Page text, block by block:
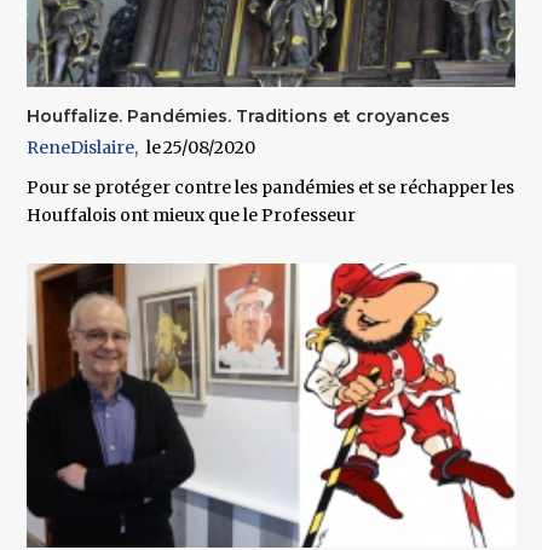
Houffalize. Pandémies. Traditions et croyances
ReneDislaire
25/08/2020
Pour se protéger contre les pandémies et se réchapper les
Houffalois ont mieux que le Professeur